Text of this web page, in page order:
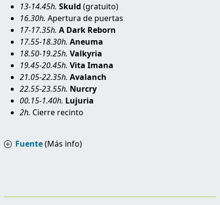
13-14.45h. Skuld (gratuito)
16.30h. Apertura de puertas
17-17.35h. A Dark Reborn
17.55-18.30h. Aneuma
18.50-19.25h. Valkyria
19.45-20.45h. Vita Imana
21.05-22.35h. Avalanch
22.55-23.55h. Nurcry
00.15-1.40h. Lujuria
2h. Cierre recinto
Fuente(Más info)